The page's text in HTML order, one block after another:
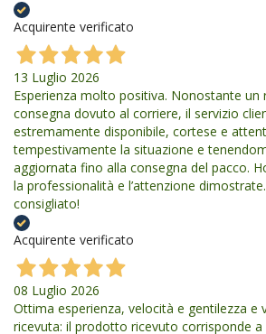
Acquirente verificato
13 Luglio 2026
Esperienza molto positiva. Nonostante un
consegna dovuto al corriere, il servizio
estremamente disponibile, cortese e
tempestivamente la situazione e
aggiornata fino alla consegna del pacco.
la professionalità e l’attenzione
consigliato!
Acquirente verificato
08 Luglio 2026
Ottima esperienza, velocità e gentilezza e
ricevuta: il prodotto ricevuto corrisponde